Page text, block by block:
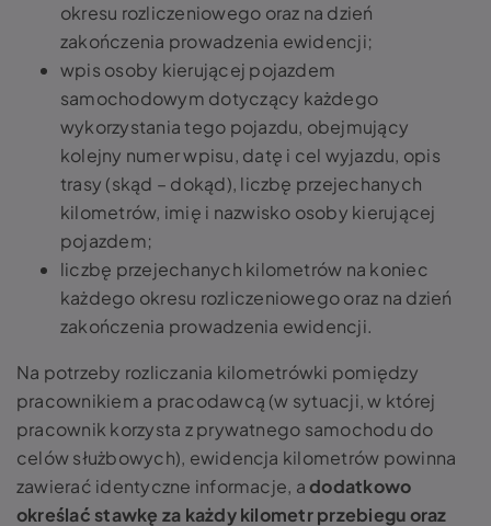
okresu rozliczeniowego oraz na dzień
zakończenia prowadzenia ewidencji;
wpis osoby kierującej pojazdem
samochodowym dotyczący każdego
wykorzystania tego pojazdu, obejmujący
kolejny numer wpisu, datę i cel wyjazdu, opis
trasy (skąd – dokąd), liczbę przejechanych
kilometrów, imię i nazwisko osoby kierującej
pojazdem;
liczbę przejechanych kilometrów na koniec
każdego okresu rozliczeniowego oraz na dzień
zakończenia prowadzenia ewidencji.
Na potrzeby rozliczania kilometrówki pomiędzy
pracownikiem a pracodawcą (w sytuacji, w której
pracownik korzysta z prywatnego samochodu do
celów służbowych), ewidencja kilometrów powinna
zawierać identyczne informacje, adodatkowo
określać stawkę za każdy kilometr przebiegu oraz